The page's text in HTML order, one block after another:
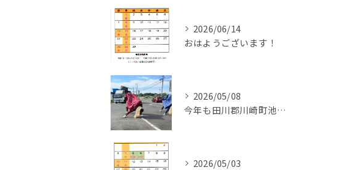
2026/06/14
おはようございます！
2026/05/08
今年も田川郡川崎町池尻にある大石神社の方々が獅子舞を披露して...
2026/05/03